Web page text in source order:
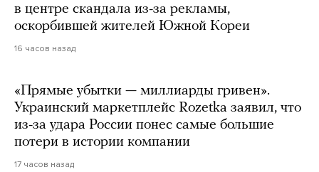
в центре скандала из-за рекламы,
оскорбившей жителей Южной Кореи
16 часов назад
«Прямые убытки — миллиарды гривен».
Украинский маркетплейс Rozetka заявил, что
из-за удара России понес самые большие
потери в истории компании
17 часов назад